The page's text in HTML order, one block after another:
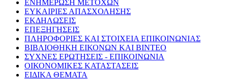
ΕΝΗΜΕΡΩΣΗ ΜΕΤΟΧΩΝ
ΕΥΚΑΙΡΙΕΣ ΑΠΑΣΧΟΛΗΣΗΣ
ΕΚΔΗΛΩΣΕΙΣ
ΕΠΕΞΗΓΗΣΕΙΣ
ΠΛΗΡΟΦΟΡΙΕΣ ΚΑΙ ΣΤΟΙΧΕΙΑ ΕΠΙΚΟΙΝΩΝΙΑΣ
ΒΙΒΛΙΟΘΗΚΗ ΕΙΚΟΝΩΝ ΚΑΙ ΒΙΝΤΕΟ
ΣΥΧΝΕΣ ΕΡΩΤΗΣΕΙΣ - ΕΠΙΚΟΙΝΩΝΙΑ
ΟΙΚΟΝΟΜΙΚΕΣ ΚΑΤΑΣΤΑΣΕΙΣ
ΕΙΔΙΚΑ ΘΕΜΑΤΑ